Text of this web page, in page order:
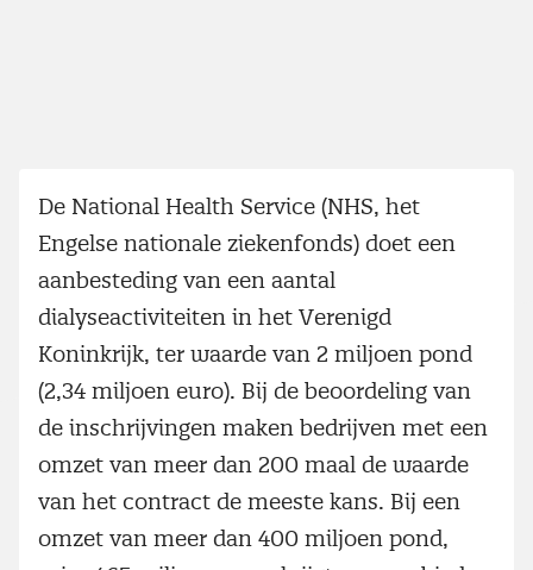
De National Health Service (NHS, het
Engelse nationale ziekenfonds) doet een
aanbesteding van een aantal
dialyseactiviteiten in het Verenigd
Koninkrijk, ter waarde van 2 miljoen pond
(2,34 miljoen euro). Bij de beoordeling van
de inschrijvingen maken bedrijven met een
omzet van meer dan 200 maal de waarde
van het contract de meeste kans. Bij een
omzet van meer dan 400 miljoen pond,